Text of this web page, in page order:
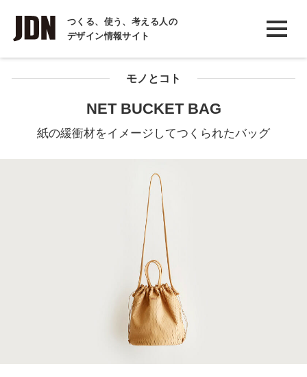
つくる、使う、考える人の
デザイン情報サイト
INTERVIEW
インタビュー
REPORT
COLUMN
モノとコト
NET BUCKET BAG
紙の緩衝材をイメージしてつくられたバッグ